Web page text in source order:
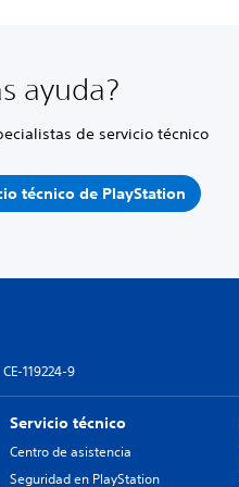
ayuda?
de servicio técnico
técnico de PlayStation
CE-119224-9
Servicio técnico
Centro de asistencia
Seguridad en PlayStation